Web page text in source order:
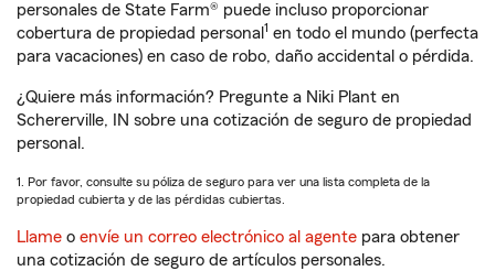
personales de State Farm® puede incluso proporcionar
cobertura de propiedad personal 1 en todo el mundo (perfecta
para vacaciones) en caso de robo, daño accidental o pérdida.
¿Quiere más información? Pregunte a Niki Plant en
Schererville, IN sobre una cotización de seguro de propiedad
personal.
1. Por favor, consulte su póliza de seguro para ver una lista completa de la
propiedad cubierta y de las pérdidas cubiertas.
Llame o envíe un correo electrónico al agente para obtener
una cotización de seguro de artículos personales.